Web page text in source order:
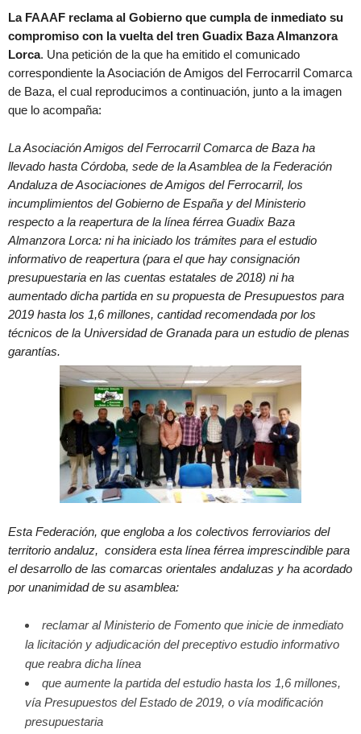
La FAAAF reclama al Gobierno que cumpla de inmediato su
compromiso con la vuelta del tren Guadix Baza Almanzora
Lorca. Una petición de la que ha emitido el comunicado
correspondiente la Asociación de Amigos del Ferrocarril Comarca
de Baza, el cual reproducimos a continuación, junto a la imagen
que lo acompaña:
La Asociación Amigos del Ferrocarril Comarca de Baza ha
llevado hasta Córdoba, sede de la Asamblea de la Federación
Andaluza de Asociaciones de Amigos del Ferrocarril, los
incumplimientos del Gobierno de España y del Ministerio
respecto a la reapertura de la línea férrea Guadix Baza
Almanzora Lorca: ni ha iniciado los trámites para el estudio
informativo de reapertura (para el que hay consignación
presupuestaria en las cuentas estatales de 2018) ni ha
aumentado dicha partida en su propuesta de Presupuestos para
2019 hasta los 1,6 millones, cantidad recomendada por los
técnicos de la Universidad de Granada para un estudio de plenas
garantías.
Esta Federación, que engloba a los colectivos ferroviarios del
territorio andaluz, considera esta línea férrea imprescindible para
el desarrollo de las comarcas orientales andaluzas y ha acordado
por unanimidad de su asamblea:
reclamar al Ministerio de Fomento que inicie de inmediato
la licitación y adjudicación del preceptivo estudio informativo
que reabra dicha línea
que aumente la partida del estudio hasta los 1,6 millones,
vía Presupuestos del Estado de 2019, o vía modificación
presupuestaria